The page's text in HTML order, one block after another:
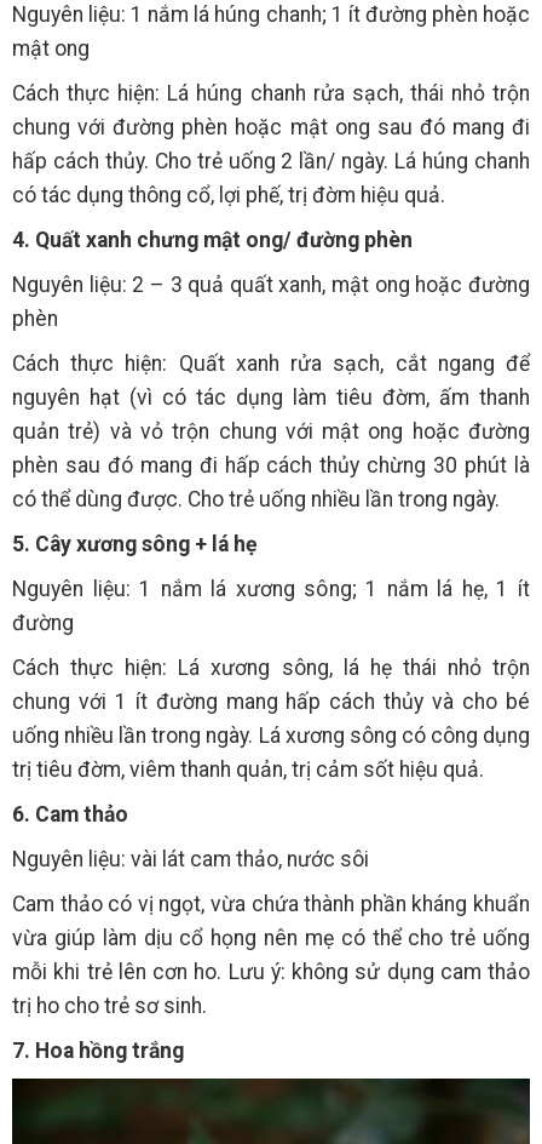
Nguyên liệu: 1 nắm lá húng chanh; 1 ít đường phèn hoặc
mật ong
Cách thực hiện: Lá húng chanh rửa sạch, thái nhỏ trộn
chung với đường phèn hoặc mật ong sau đó mang đi
hấp cách thủy. Cho trẻ uống 2 lần/ ngày. Lá húng chanh
có tác dụng thông cổ, lợi phế, trị đờm hiệu quả.
4. Quất xanh chưng mật ong/ đường phèn
Nguyên liệu: 2 – 3 quả quất xanh, mật ong hoặc đường
phèn
Cách thực hiện: Quất xanh rửa sạch, cắt ngang để
nguyên hạt (vì có tác dụng làm tiêu đờm, ấm thanh
quản trẻ) và vỏ trộn chung với mật ong hoặc đường
phèn sau đó mang đi hấp cách thủy chừng 30 phút là
có thể dùng được. Cho trẻ uống nhiều lần trong ngày.
5. Cây xương sông + lá hẹ
Nguyên liệu: 1 nắm lá xương sông; 1 nắm lá hẹ, 1 ít
đường
Cách thực hiện: Lá xương sông, lá hẹ thái nhỏ trộn
chung với 1 ít đường mang hấp cách thủy và cho bé
uống nhiều lần trong ngày. Lá xương sông có công dụng
trị tiêu đờm, viêm thanh quản, trị cảm sốt hiệu quả.
6. Cam thảo
Nguyên liệu: vài lát cam thảo, nước sôi
Cam thảo có vị ngọt, vừa chứa thành phần kháng khuẩn
vừa giúp làm dịu cổ họng nên mẹ có thể cho trẻ uống
mỗi khi trẻ lên cơn ho. Lưu ý: không sử dụng cam thảo
trị ho cho trẻ sơ sinh.
7. Hoa hồng trắng